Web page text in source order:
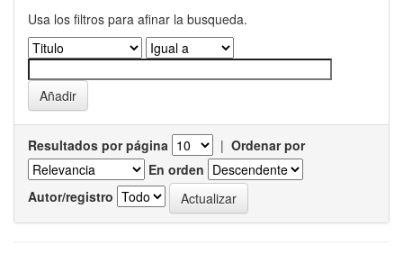
Usa los filtros para afinar la busqueda.
Resultados por página | Ordenar por
En orden
Autor/registro